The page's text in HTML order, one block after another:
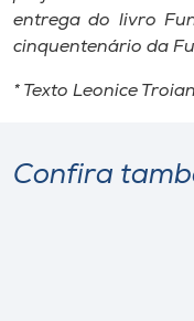
entrega do livro
cinquentenário da
* Texto Leonice
Confira